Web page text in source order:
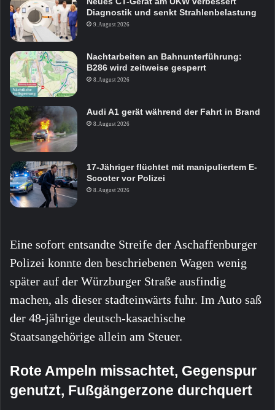
Diagnostik und senkt Strahlenbelastung
9. August 2026
Nachtarbeiten an Bahnunterführung:
B286 wird zeitweise gesperrt
8. August 2026
Audi A1 gerät während der Fahrt in Brand
8. August 2026
17-Jähriger flüchtet mit manipuliertem E-
Scooter vor Polizei
8. August 2026
Eine sofort entsandte Streife der Aschaffenburger
Polizei konnte den beschriebenen Wagen wenig
später auf der Würzburger Straße ausfindig
machen, als dieser stadteinwärts fuhr. Im Auto saß
der 48-jährige deutsch-kasachische
Staatsangehörige allein am Steuer.
Rote Ampeln missachtet, Gegenspur
genutzt, Fußgängerzone durchquert